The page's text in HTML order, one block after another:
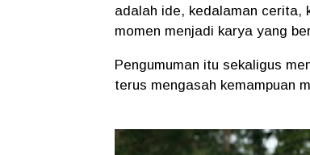
adalah ide, kedalaman cerita,
momen menjadi karya yang
Pengumuman itu sekaligus
terus mengasah kemampuan